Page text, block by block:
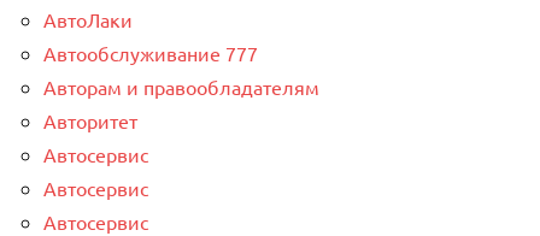
АвтоЛаки
Автообслуживание 777
Авторам и правообладателям
Авторитет
Автосервис
Автосервис
Автосервис